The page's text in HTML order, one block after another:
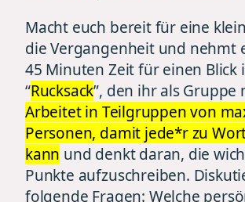
Macht euch bereit für eine
die Vergangenheit und nehmt
45 Minuten Zeit für einen Blick
“Rucksack”, den ihr als
Arbeitet in Teilgruppen von
Personen, damit jede*r zu
kann und denkt daran, die
Punkte aufzuschreiben.
folgende Fragen: Welche